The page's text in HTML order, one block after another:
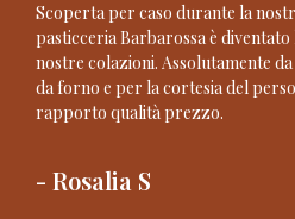
Scoperta per caso durante la
pasticceria Barbarossa è
nostre colazioni. Assolutamente
da forno e per la cortesia del
rapporto qualità prezzo.
- Rosalia S